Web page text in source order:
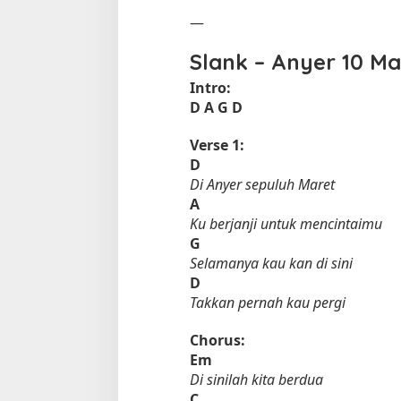
—
Slank – Anyer 10
Intro:
D A G D
Verse 1:
D
Di Anyer sepuluh Maret
A
Ku berjanji untuk mencintaimu
G
Selamanya kau kan di sini
D
Takkan pernah kau pergi
Chorus:
Em
Di sinilah kita berdua